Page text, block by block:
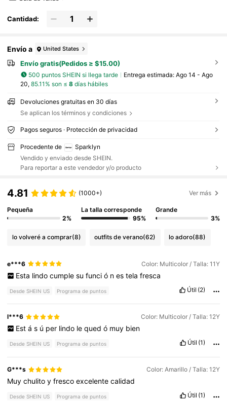
Cantidad:
Envío a United States
Envío gratis(Pedidos ≥ $15.00)
500 puntos SHEIN si llega tarde Entrega estimada: Ago 14 - Ago
20, 85.11% son ≤ 8días hábiles
Devoluciones gratuitas en 30 días
Se aplican los términos y condiciones
Pagos seguros · Protección de privacidad
Procedente de
Sparklyn
Vendido y enviado desde SHEIN.
Para reportar a este vendedor y/o producto
4.81 (1000+) Ver más
Pequeña
2%
La talla corresponde
95%
Grande
3%
lo volveré a comprar(8) outfits de verano(62) lo adoro(88)
e***6 Color: Multicolor / Talla: 11Y
Esta lindo cumple su funci ó n es tela fresca
Desde SHEIN US Programa de puntos Útil (2)
l***6 Color: Multicolor / Talla: 12Y
Est á s ú per lindo le qued ó muy bien
Desde SHEIN US Programa de puntos Útil (1)
G***s Color: Amarillo / Talla: 12Y
Muychulitoyfrescoexcelentecalidad
Desde SHEIN US Programa de puntos Útil (1)